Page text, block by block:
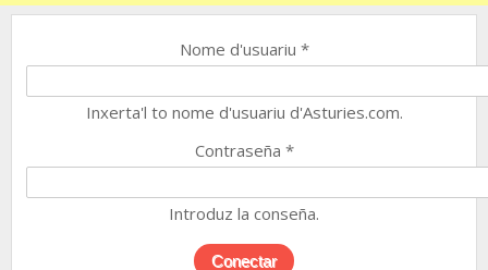
Nome d'usuariu *
Inxerta'l to nome d'usuariu d'Asturies.com.
Contraseña *
Introduz la conseña.